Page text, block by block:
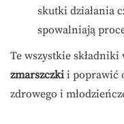
skutki działania
spowalniają
Te wszystkie składniki
zmarszczki i poprawić
zdrowego i